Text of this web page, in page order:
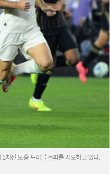
차전 도중 드리블 돌파를 시도하고 있다.